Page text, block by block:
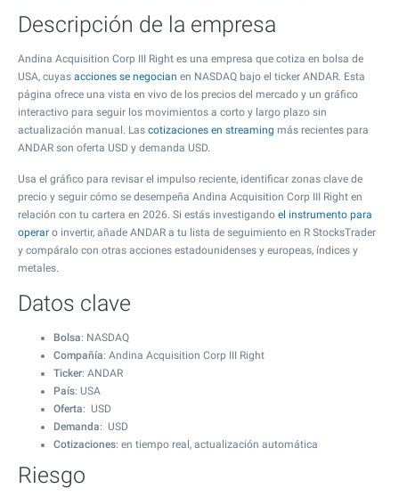
Descripción de la empresa
Andina Acquisition Corp III Right es una empresa que cotiza en bolsa de
USA, cuyas acciones se negocian en NASDAQ bajo el ticker ANDAR. Esta
página ofrece una vista en vivo de los precios del mercado y un gráfico
interactivo para seguir los movimientos a corto y largo plazo sin
actualización manual. Las cotizaciones en streaming más recientes para
ANDAR son oferta USD y demanda USD.
Usa el gráfico para revisar el impulso reciente, identificar zonas clave de
precio y seguir cómo se desempeña Andina Acquisition Corp III Right en
relación con tu cartera en 2026. Si estás investigando el instrumento para
operar o invertir, añade ANDAR a tu lista de seguimiento en R StocksTrader
y compáralo con otras acciones estadounidenses y europeas, índices y
metales.
Datos clave
Bolsa: NASDAQ
Compañía: Andina Acquisition Corp III Right
Ticker: ANDAR
País: USA
Oferta: USD
Demanda: USD
Cotizaciones: en tiempo real, actualización automática
Riesgo